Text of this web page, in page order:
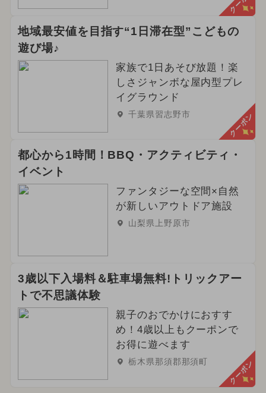
地域最安値を目指す“1日滞在型”こどもの
遊び場♪
家族で1日あそび放題！楽
しさジャンボな屋内型プレ
イグラウンド
千葉県習志野市 クーポン
都心から1時間！BBQ・アクティビティ・
イベント
ファンタジーな空間×自然
が新しいアウトドア施設
山梨県上野原市
3歳以下入場料＆駐車場無料!トリックアー
トで不思議体験
親子のおでかけにおすす
め！4歳以上もクーポンで
お得に遊べます
栃木県那須郡那須町 クーポン